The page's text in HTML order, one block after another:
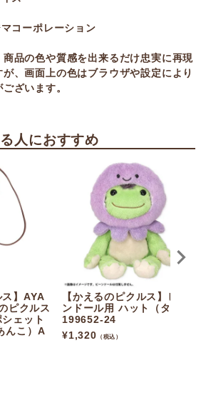
コーポレーション
品の色や質感を出来るだけ忠実に再現
、画面上の色はブラウザや設定により
ざいます。
人におすすめ
ス】AYA
ピクルス
ェット
んこ）A
【かえるのピクルス】ビー
ンドール用 ハット（タコ）
199652-24
¥1,320 （税込）